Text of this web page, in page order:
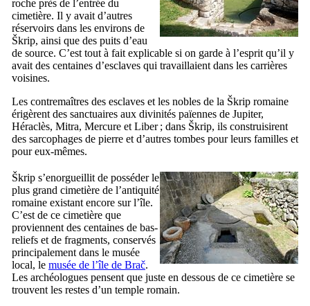
roche près de l’entrée du
cimetière. Il y avait d’autres
réservoirs dans les environs de
Škrip, ainsi que des puits d’eau
de source. C’est tout à fait explicable si on garde à l’esprit qu’il y
avait des centaines d’esclaves qui travaillaient dans les carrières
voisines.
Les contremaîtres des esclaves et les nobles de la Škrip romaine
érigèrent des sanctuaires aux divinités païennes de Jupiter,
Héraclès, Mitra, Mercure et Liber ; dans Škrip, ils construisirent
des sarcophages de pierre et d’autres tombes pour leurs familles et
pour eux-mêmes.
Škrip s’enorgueillit de posséder le
plus grand cimetière de l’antiquité
romaine existant encore sur l’île.
C’est de ce cimetière que
proviennent des centaines de bas-
reliefs et de fragments, conservés
principalement dans le musée
local, le musée de l’île de Brač.
Les archéologues pensent que juste en dessous de ce cimetière se
trouvent les restes d’un temple romain.